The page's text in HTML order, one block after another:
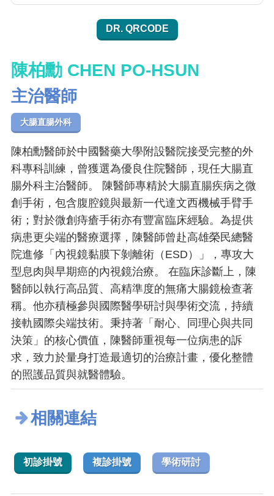
DR. QRCODE
陳柏勳 CHEN PO-HSUN
主治醫師
大腸直腸外科
陳柏勳醫師於中國醫藥大學附設醫院接受完整的外
科專科訓練，曾獲選為優良住院醫師，現任大腸直
腸外科主治醫師。 陳醫師專精於大腸直腸疾病之微
創手術，包含腹腔鏡與最新一代達文西機械手臂手
術；對於微創痔瘡手術亦有豐富臨床經驗。為提供
病患更尖端的醫療選擇，陳醫師曾赴高雄榮民總醫
院進修「內視鏡黏膜下剝離術（ESD）」，專攻大
型息肉與早期癌的內視鏡治療。 在臨床診斷上，陳
醫師以執行高品質、高精準度的無痛大腸鏡檢查著
稱。他亦積極參與國際醫學研討與學術交流，持續
接軌國際尖端技術。秉持著「耐心、同理心與共同
決策」的核心價值，陳醫師重視每一位病患的訴
求，致力於量身打造最適切的治療計畫，優化整體
的照護品質與就醫體驗。
相關連結
初診掛號 複診掛號 學術研討